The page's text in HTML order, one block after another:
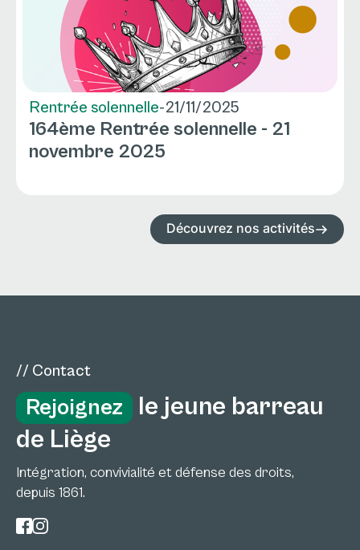
Rentrée solennelle-21/11/2025
164ème Rentrée solennelle - 21
novembre 2025
Découvrez nos activités
// Contact
Rejoignez
le jeune barreau
de Liège
Intégration, convivialité et défense des droits,
depuis 1861.